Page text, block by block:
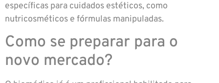
específicas para cuidados estéticos, como
nutricosméticos e fórmulas manipuladas.
Como se preparar para o
novo mercado?